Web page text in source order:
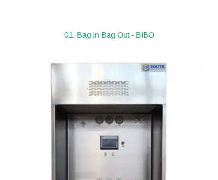
01. Bag In Bag Out - BIBO